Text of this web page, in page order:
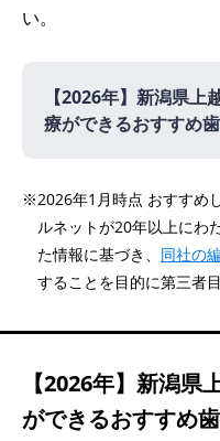
い。
【2026年】 新潟県上
療ができるおすすめ
名立歯科診療所
医療法人徳真会
診療所
医療法人徳真会
木村歯科クリニ
医療法人社団親
※2026年1月時点 おすすめ
ルネットが20年以上にわ
た情報に基づき、 同社の
することを目的に第三者
【2026年】 新潟県
ができるおすすめ